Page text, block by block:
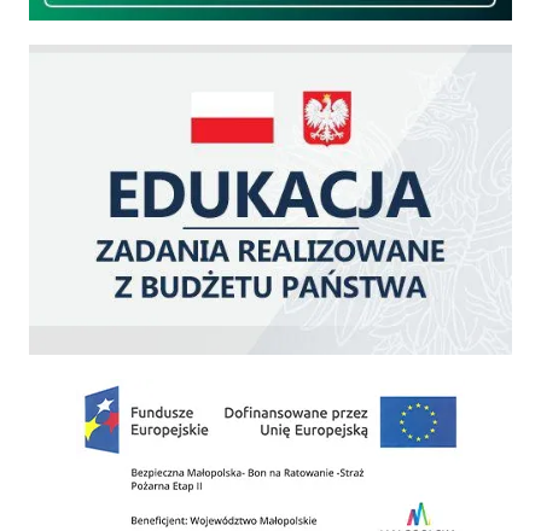
Zakup fabrycznie nowego, średniego samochodu ratowniczo-gaśniczego z